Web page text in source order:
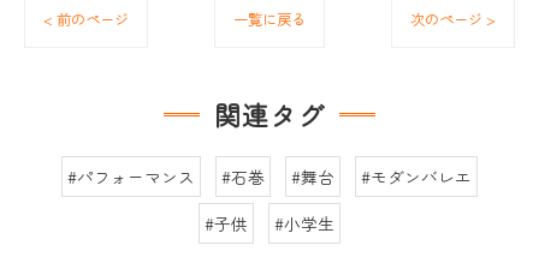
< 前のページ 一覧に戻る 次のページ >
関連タグ
#パフォーマンス #石巻 #舞台
#モダンバレエ
#子供
#小学生